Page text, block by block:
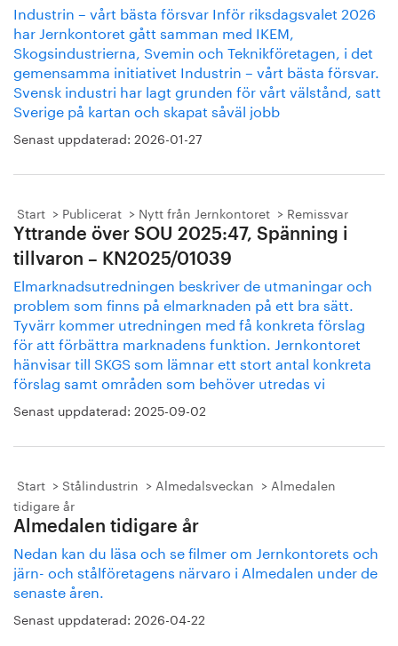
Industrin – vårt bästa försvar Inför riksdagsvalet 2026
har Jernkontoret gått samman med IKEM,
Skogsindustrierna, Svemin och Teknikföretagen, i det
gemensamma initiativet Industrin – vårt bästa försvar.
Svensk industri har lagt grunden för vårt välstånd, satt
Sverige på kartan och skapat såväl jobb
Senast uppdaterad: 2026-01-27
Start Publicerat Nytt från Jernkontoret Remissvar
Yttrande över SOU 2025:47, Spänning i
tillvaron – KN2025/01039
Elmarknadsutredningen beskriver de utmaningar och
problem som finns på elmarknaden på ett bra sätt.
Tyvärr kommer utredningen med få konkreta förslag
för att förbättra marknadens funktion. Jernkontoret
hänvisar till SKGS som lämnar ett stort antal konkreta
förslag samt områden som behöver utredas vi
Senast uppdaterad: 2025-09-02
Start Stålindustrin Almedalsveckan
Almedalen
tidigare år
Almedalen tidigare år
Nedan kan du läsa och se filmer om Jernkontorets och
järn- och stålföretagens närvaro i Almedalen under de
senaste åren.
Senast uppdaterad: 2026-04-22